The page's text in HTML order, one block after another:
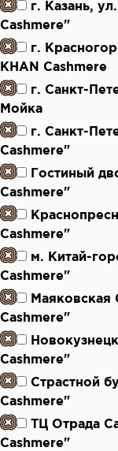
г. Казань,
Cashmere"
г.
KHAN Cashmere
г. Санкт-
Мойка
г. Санкт-
Cashmere"
Гостиный
Cashmere"
Cashmere"
м. Китай-
Cashmere"
Маяковская
Cashmere"
Cashmere"
Страстной
Cashmere"
ТЦ Отрада
Cashmere"